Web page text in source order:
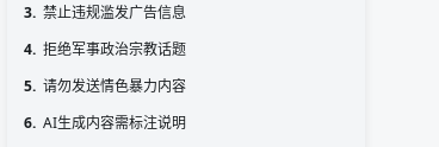
3. 禁止违规滥发广告信息
4. 拒绝军事政治宗教话题
5. 请勿发送情色暴力内容
6. AI生成内容需标注说明